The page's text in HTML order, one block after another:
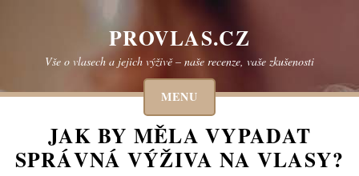
PROVLAS.CZ
Vše o vlasech a jejich výživě – naše recenze, vaše zkušenosti
MENU
JAK BY MĚLA VYPADAT
SPRÁVNÁ VÝŽIVA NA VLASY?